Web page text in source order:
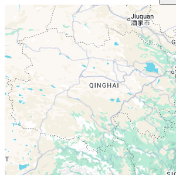
Download PDF
Pilih Provinsi
Pilih Kabupaten/Kota
Klik pada polygon peta untuk melihat informasi tambahan
Indeks Kerentanan
-